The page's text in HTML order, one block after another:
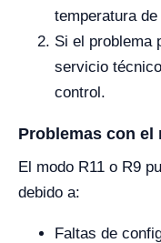
temperatura
Si el problema
servicio
control.
Problemas con el
El modo R11 o R9
debido a:
Faltas de